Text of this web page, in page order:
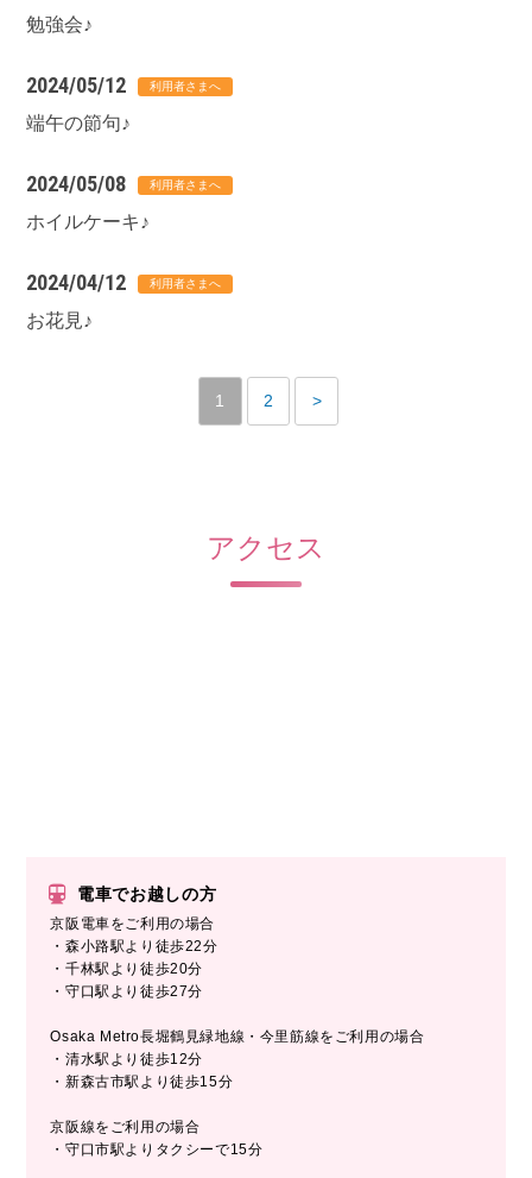
勉強会♪
2024/05/12
端午の節句♪
2024/05/08
ホイルケーキ♪
2024/04/12
お花見♪
1 2 >
アクセス
電車でお越しの方
京阪電車をご利用の場合
・森小路駅より徒歩22分
・千林駅より徒歩20分
・守口駅より徒歩27分
Osaka Metro長堀鶴見緑地線・今里筋線をご利用の場合
・清水駅より徒歩12分
・新森古市駅より徒歩15分
京阪線をご利用の場合
・守口市駅よりタクシーで15分